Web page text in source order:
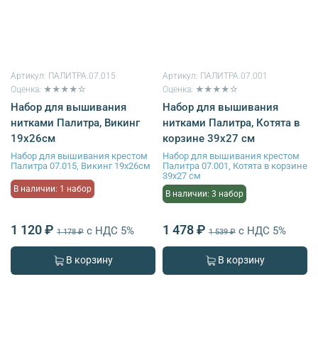
Артикул: ПАЛИТРА.07.015
Оценка: ★★★★☆
Набор для вышивания
нитками Палитра, Викинг
19х26см
Набор для вышивания крестом
Палитра 07.015, Викинг 19х26см
В наличии: 1 набор
1 120 ₽ 1 178 ₽ с НДС 5%
В корзину
Артикул: ПАЛИТРА.07.001
Оценка: ★★★★☆
Набор для вышивания
нитками Палитра, Котята в
корзине 39х27 см
Набор для вышивания крестом
Палитра 07.001, Котята в корзине
39х27 см
В наличии: 3 набор
1 478 ₽ 1 539 ₽ с НДС 5%
В корзину